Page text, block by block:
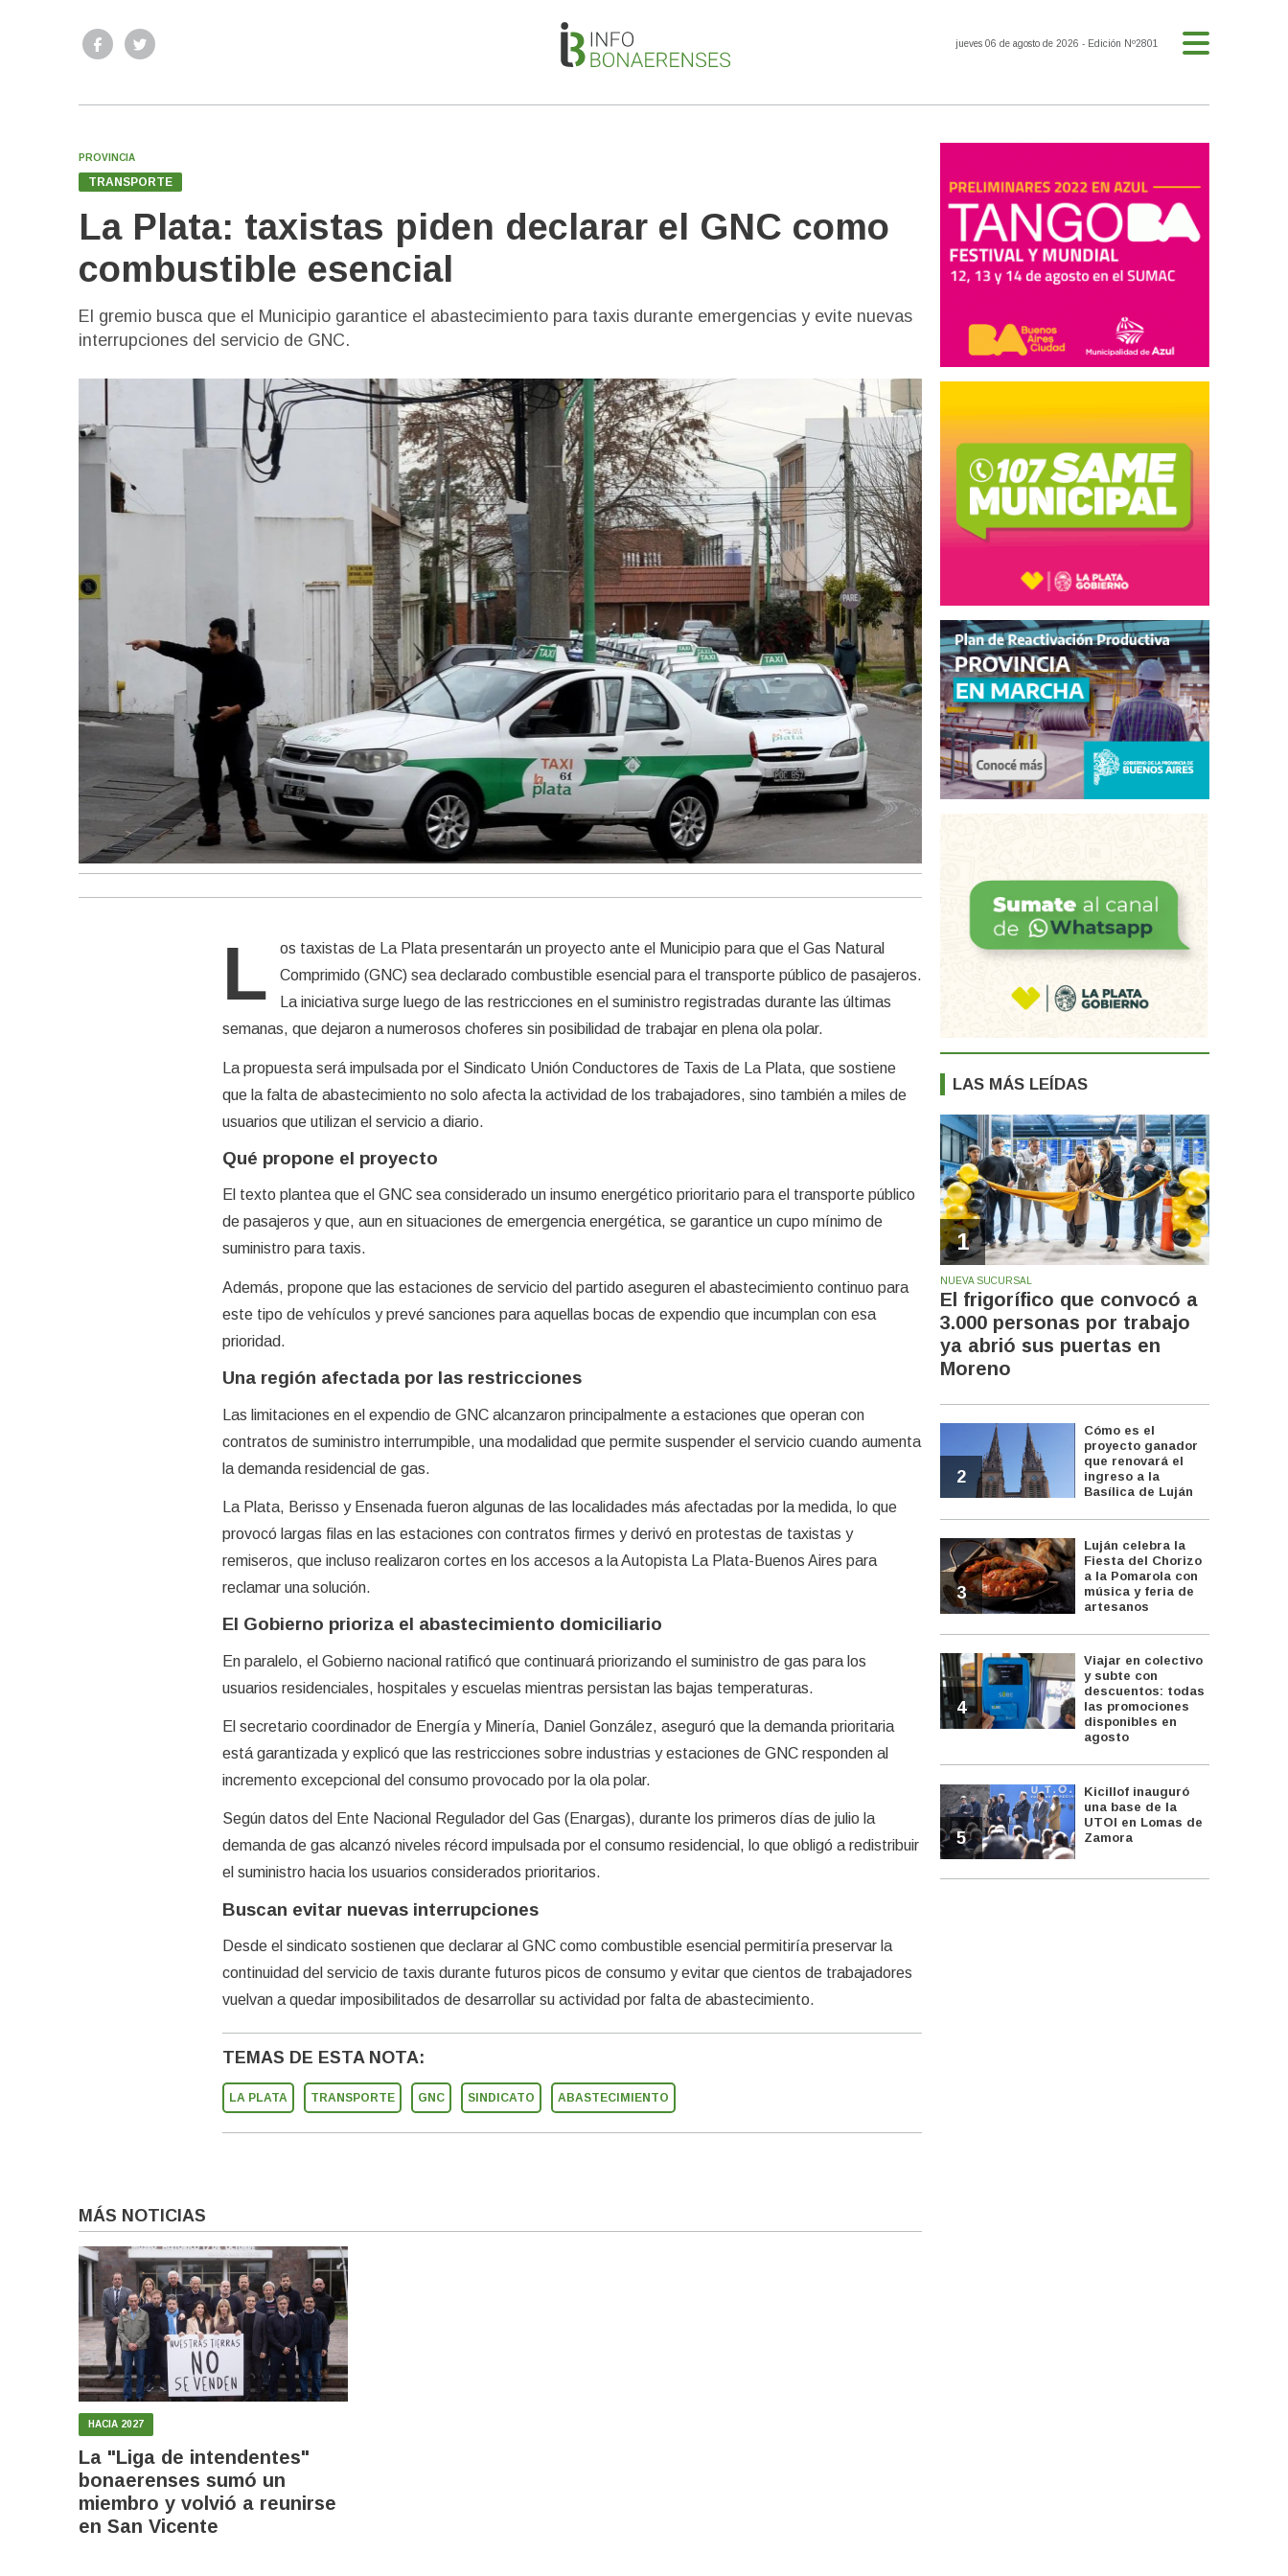
jueves 06 de agosto de 2026 - Edición Nº2801
PROVINCIA
TRANSPORTE
La Plata: taxistas piden declarar el GNC como
combustible esencial
El gremio busca que el Municipio garantice el abastecimiento para taxis durante emergencias y evite nuevas
interrupciones del servicio de GNC.
L
os taxistas de La Plata presentarán un proyecto ante el Municipio para que el Gas Natural
Comprimido (GNC) sea declarado combustible esencial para el transporte público de pasajeros.
La iniciativa surge luego de las restricciones en el suministro registradas durante las últimas
semanas, que dejaron a numerosos choferes sin posibilidad de trabajar en plena ola polar.
La propuesta será impulsada por el Sindicato Unión Conductores de Taxis de La Plata, que sostiene
que la falta de abastecimiento no solo afecta la actividad de los trabajadores, sino también a miles de
usuarios que utilizan el servicio a diario.
Qué propone el proyecto
El texto plantea que el GNC sea considerado un insumo energético prioritario para el transporte público
de pasajeros y que, aun en situaciones de emergencia energética, se garantice un cupo mínimo de
suministro para taxis.
Además, propone que las estaciones de servicio del partido aseguren el abastecimiento continuo para
este tipo de vehículos y prevé sanciones para aquellas bocas de expendio que incumplan con esa
prioridad.
Una región afectada por las restricciones
Las limitaciones en el expendio de GNC alcanzaron principalmente a estaciones que operan con
contratos de suministro interrumpible, una modalidad que permite suspender el servicio cuando aumenta
la demanda residencial de gas.
La Plata, Berisso y Ensenada fueron algunas de las localidades más afectadas por la medida, lo que
provocó largas filas en las estaciones con contratos firmes y derivó en protestas de taxistas y
remiseros, que incluso realizaron cortes en los accesos a la Autopista La Plata-Buenos Aires para
reclamar una solución.
El Gobierno prioriza el abastecimiento domiciliario
En paralelo, el Gobierno nacional ratificó que continuará priorizando el suministro de gas para los
usuarios residenciales, hospitales y escuelas mientras persistan las bajas temperaturas.
El secretario coordinador de Energía y Minería, Daniel González, aseguró que la demanda prioritaria
está garantizada y explicó que las restricciones sobre industrias y estaciones de GNC responden al
incremento excepcional del consumo provocado por la ola polar.
Según datos del Ente Nacional Regulador del Gas (Enargas), durante los primeros días de julio la
demanda de gas alcanzó niveles récord impulsada por el consumo residencial, lo que obligó a redistribuir
el suministro hacia los usuarios considerados prioritarios.
Buscan evitar nuevas interrupciones
Desde el sindicato sostienen que declarar al GNC como combustible esencial permitiría preservar la
continuidad del servicio de taxis durante futuros picos de consumo y evitar que cientos de trabajadores
vuelvan a quedar imposibilitados de desarrollar su actividad por falta de abastecimiento.
TEMAS DE ESTA NOTA:
LA PLATA TRANSPORTE GNC SINDICATO ABASTECIMIENTO
MÁS NOTICIAS
HACIA 2027
La "Liga de intendentes"
bonaerenses sumó un
miembro y volvió a reunirse
en San Vicente
LAS MÁS LEÍDAS
1
NUEVA SUCURSAL
El frigorífico que convocó a
3.000 personas por trabajo
ya abrió sus puertas en
Moreno
2
Cómo es el
proyecto ganador
que renovará el
ingreso a la
Basílica de Luján
3
Luján celebra la
Fiesta del Chorizo
a la Pomarola con
música y feria de
artesanos
4
Viajar en colectivo
y subte con
descuentos: todas
las promociones
disponibles en
agosto
5
Kicillof inauguró
una base de la
UTOI en Lomas de
Zamora